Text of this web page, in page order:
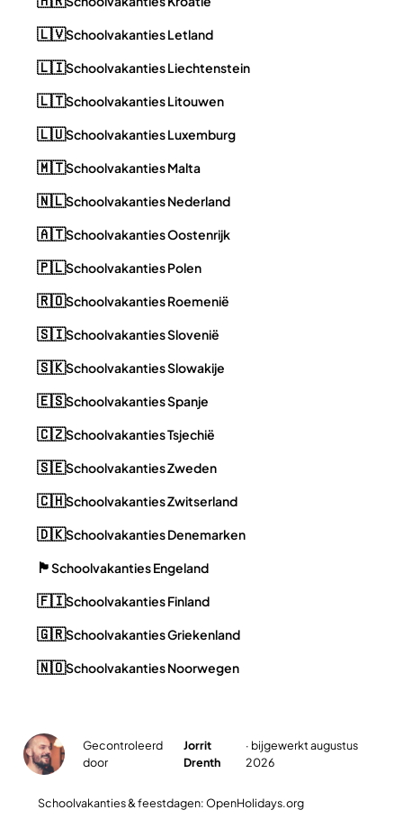
🇱🇻Schoolvakanties Letland
🇱🇮Schoolvakanties Liechtenstein
🇱🇹Schoolvakanties Litouwen
🇱🇺Schoolvakanties Luxemburg
🇲🇹Schoolvakanties Malta
🇳🇱Schoolvakanties Nederland
🇦🇹Schoolvakanties Oostenrijk
🇵🇱Schoolvakanties Polen
🇷🇴Schoolvakanties Roemenië
🇸🇮Schoolvakanties Slovenië
🇸🇰Schoolvakanties Slowakije
🇪🇸Schoolvakanties Spanje
🇨🇿Schoolvakanties Tsjechië
🇸🇪Schoolvakanties Zweden
🇨🇭Schoolvakanties Zwitserland
🇩🇰Schoolvakanties Denemarken
🏴󠁧󠁢󠁥󠁮󠁧󠁿Schoolvakanties Engeland
🇫🇮Schoolvakanties Finland
🇬🇷Schoolvakanties Griekenland
🇳🇴Schoolvakanties Noorwegen
Gecontroleerd
door
Jorrit
Drenth
· bijgewerkt augustus
2026
Schoolvakanties & feestdagen: OpenHolidays.org